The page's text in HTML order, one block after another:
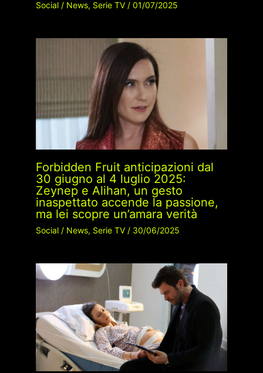
Social/ News, Serie TV/ 01/07/2025
Forbidden Fruit anticipazioni dal
30 giugno al 4 luglio 2025:
Zeynep e Alihan, un gesto
inaspettato accende la passione,
ma lei scopre un’amara verità
Social/ News, Serie TV/ 30/06/2025